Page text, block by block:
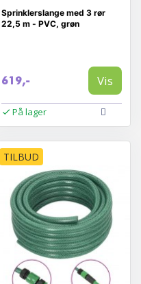
Sprinklerslange med 3 rør
22,5 m - PVC, grøn
619,- Vis
På lager
TILBUD